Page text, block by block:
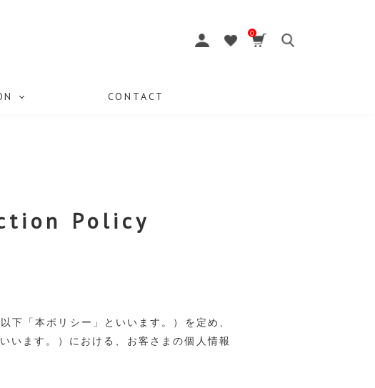
0
CONTACT
Policy
下「本ポリシー」といいます。）を定め、
ます。）における、お客さまの個人情報